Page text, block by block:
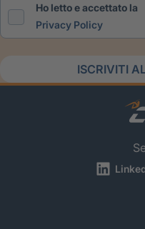
Ho letto e accettato la
Privacy Policy
ISCRIVITI